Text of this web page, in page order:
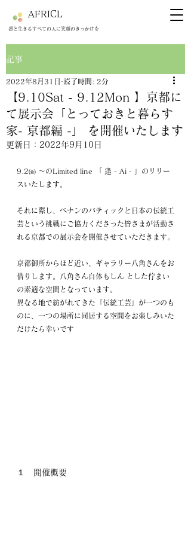
AFRICL
​​凛と生きるすべての人に笑顔のきっかけを
記事
【9.10Sat - 9.12Mon 】京都に
て展示会「とっておきと暮らす
家- 京都編 -」 を開催いたします
2022年8月31日 読了時間: 2分
更新日： 2022年9月10日
9.2㈮ ～のLimited line 「 逢 - Ai - 」のリリー
スいたします。
それに際し、ベナンのバティックと日本の伝統工
芸という挑戦にご協力くださった皆さまが活動さ
れる京都での展示会を開催させていただきます。
京都御所からほど近い、ギャラリー八角さんをお
借りします。八角さん自体もしん とした佇まい
の素適な空間となっています。
異なる地で紡がれてきた「伝統工芸」が一つのも
のに、一つの場所に同居する空間をお楽しみいた
だけたら幸いです
１　開催概要